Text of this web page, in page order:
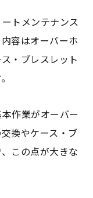
トメンテナンス
容はオーバーホ
・ブレスレット
作業がオーバー
換やケース・ブ
この点が大きな